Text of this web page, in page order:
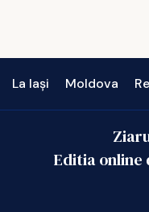
La Iași Moldova
Editia online